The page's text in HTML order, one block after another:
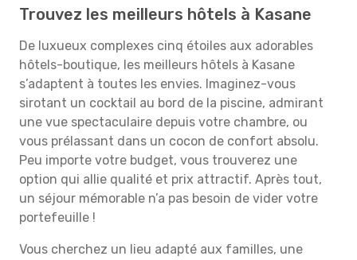
Trouvez les meilleurs hôtels à Kasane
De luxueux complexes cinq étoiles aux adorables
hôtels-boutique, les meilleurs hôtels à Kasane
s’adaptent à toutes les envies. Imaginez-vous
sirotant un cocktail au bord de la piscine, admirant
une vue spectaculaire depuis votre chambre, ou
vous prélassant dans un cocon de confort absolu.
Peu importe votre budget, vous trouverez une
option qui allie qualité et prix attractif. Après tout,
un séjour mémorable n’a pas besoin de vider votre
portefeuille !
Vous cherchez un lieu adapté aux familles, une